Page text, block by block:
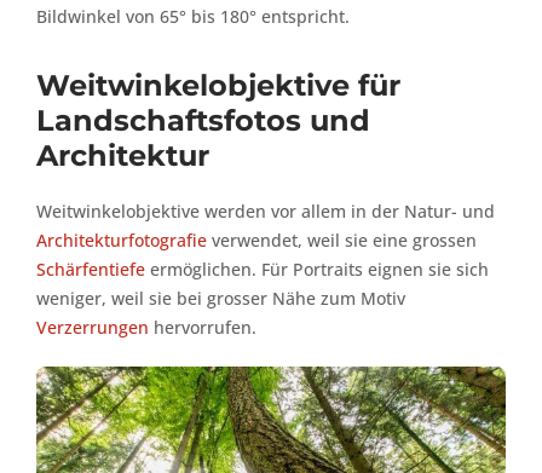
Bildwinkel von 65° bis 180° entspricht.
Weitwinkelobjektive für
Landschaftsfotos und
Architektur
Weitwinkelobjektive werden vor allem in der Natur- und
Architekturfotografie verwendet, weil sie eine grossen
Schärfentiefe ermöglichen. Für Portraits eignen sie sich
weniger, weil sie bei grosser Nähe zum Motiv
Verzerrungen hervorrufen.